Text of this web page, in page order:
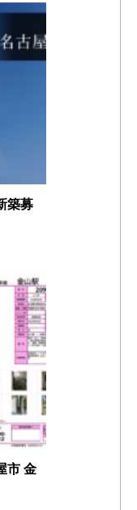
築募
市 金